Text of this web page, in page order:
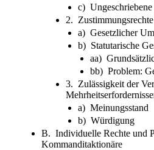
c)
2.
a) Gesetzlicher
b) Statutarische
aa)
bb) Problem:
3. Zulässigkeit der
a) Meinungsstand
b) Würdigung
B. Individuelle Rechte und
Kommanditaktionäre